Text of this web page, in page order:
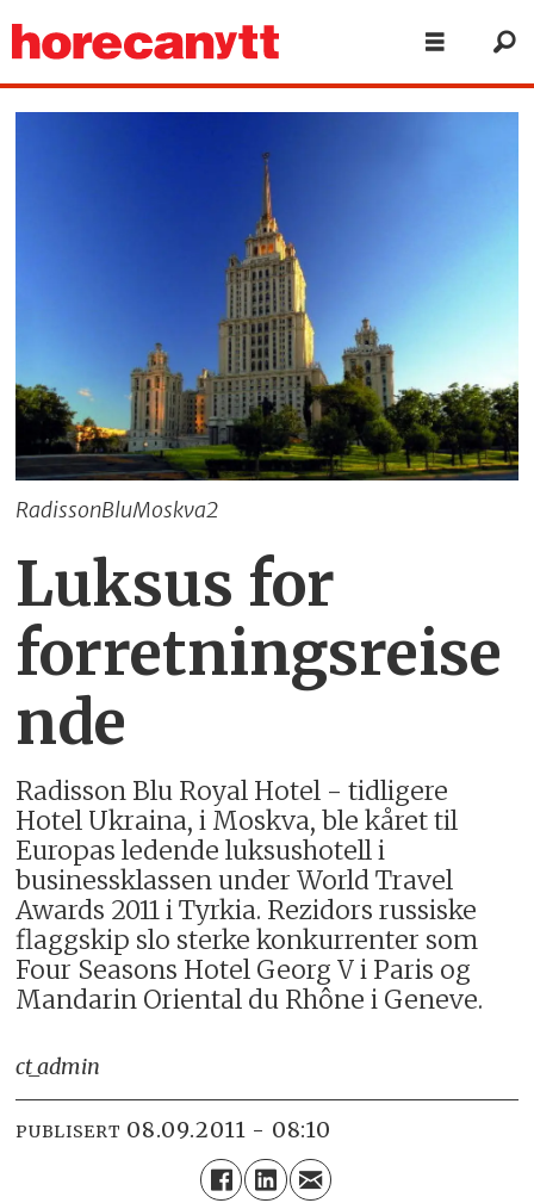
RadissonBluMoskva2
Luksus for
forretningsreise
nde
Radisson Blu Royal Hotel - tidligere
Hotel Ukraina, i Moskva, ble kåret til
Europas ledende luksushotell i
businessklassen under World Travel
Awards 2011 i Tyrkia. Rezidors russiske
flaggskip slo sterke konkurrenter som
Four Seasons Hotel Georg V i Paris og
Mandarin Oriental du Rhône i Geneve.
ct_admin
PUBLISERT 08.09.2011 - 08:10